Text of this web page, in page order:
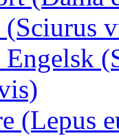
(Sciurus
(Lepus